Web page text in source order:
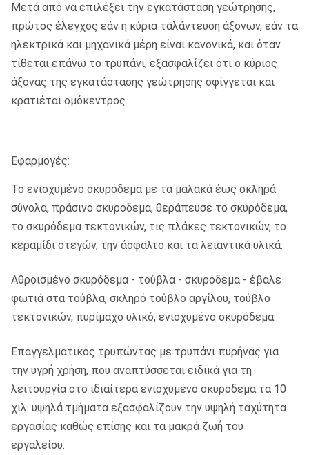
Μετά από να επιλέξει την εγκατάσταση γεώτρησης,
πρώτος έλεγχος εάν η κύρια ταλάντευση άξονων, εάν τα
ηλεκτρικά και μηχανικά μέρη είναι κανονικά, και όταν
τίθεται επάνω το τρυπάνι, εξασφαλίζει ότι ο κύριος
άξονας της εγκατάστασης γεώτρησης σφίγγεται και
κρατιέται ομόκεντρος.
Εφαρμογές:
Το ενισχυμένο σκυρόδεμα με τα μαλακά έως σκληρά
σύνολα, πράσινο σκυρόδεμα, θεράπευσε το σκυρόδεμα,
το σκυρόδεμα τεκτονικών, τις πλάκες τεκτονικών, το
κεραμίδι στεγών, την άσφαλτο και τα λειαντικά υλικά.
Αθροισμένο σκυρόδεμα - τούβλα - σκυρόδεμα - έβαλε
φωτιά στα τούβλα, σκληρό τούβλο αργίλου, τούβλο
τεκτονικών, πυρίμαχο υλικό, ενισχυμένο σκυρόδεμα.
Επαγγελματικός τρυπώντας με τρυπάνι πυρήνας για
την υγρή χρήση, που αναπτύσσεται ειδικά για τη
λειτουργία στο ιδιαίτερα ενισχυμένο σκυρόδεμα τα 10
χιλ. υψηλά τμήματα εξασφαλίζουν την υψηλή ταχύτητα
εργασίας καθώς επίσης και τα μακρά ζωή του
εργαλείου.